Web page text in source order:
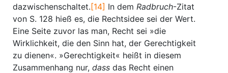
dazwischenschaltet. [14] In dem Radbruch-Zitat
von S. 128 hieß es, die Rechtsidee sei der Wert.
Eine Seite zuvor las man, Recht sei »die
Wirklichkeit, die den Sinn hat, der Gerechtigkeit
zu dienen«. »Gerechtigkeit« heißt in diesem
Zusammenhang nur, dass das Recht einen